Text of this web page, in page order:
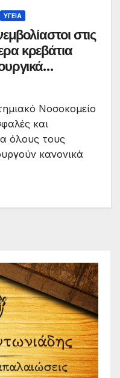
ΥΓΕΊΑ
στις
κρεβάτια
Νοσοκομείο
και
όλους τους
κανονικά